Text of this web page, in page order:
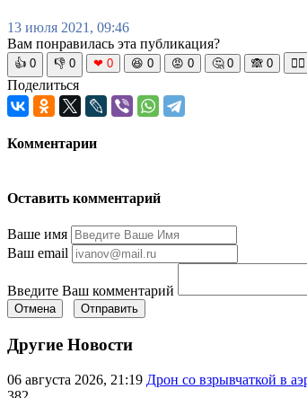
13 июля 2021, 09:46
Вам понравилась эта публикация?
👍 0 👎 0 ❤ 0 😆 0 😡 0 🤔 0 🙈 0 🧘‍♀️
Поделиться
Комментарии
Оставить комментарий
Ваше имя
Ваш email
Введите Ваш комментарий
Отмена Отправить
Другие Новости
06 августа 2026, 21:19 Дрон со взрывчаткой в